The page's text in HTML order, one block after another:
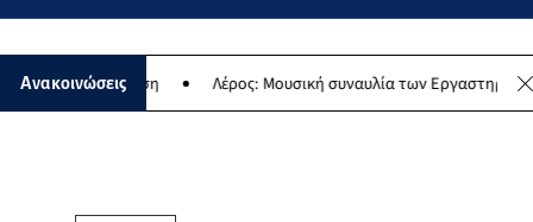
Ανακοινώσεις
εκδήλωση Λέρος: Μουσική συναυλία των Εργαστηρίων